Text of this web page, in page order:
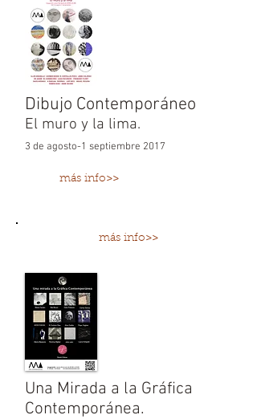
Dibujo Contemporáneo
El muro y la lima.
3 de agosto-1 septiembre 2017
más info>>
más info>>
Una Mirada a la Gráfica
Contemporánea.